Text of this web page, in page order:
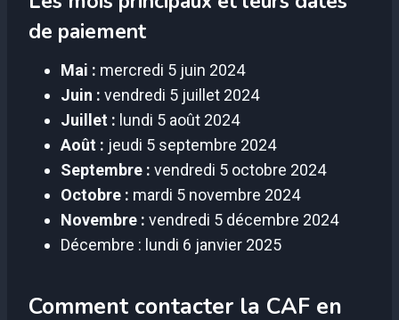
de paiement
Mai : mercredi 5 juin 2024
Juin : vendredi 5 juillet 2024
Juillet : lundi 5 août 2024
Août : jeudi 5 septembre 2024
Septembre : vendredi 5 octobre 2024
Octobre : mardi 5 novembre 2024
Novembre : vendredi 5 décembre 2024
Décembre : lundi 6 janvier 2025
Comment contacter la CAF en